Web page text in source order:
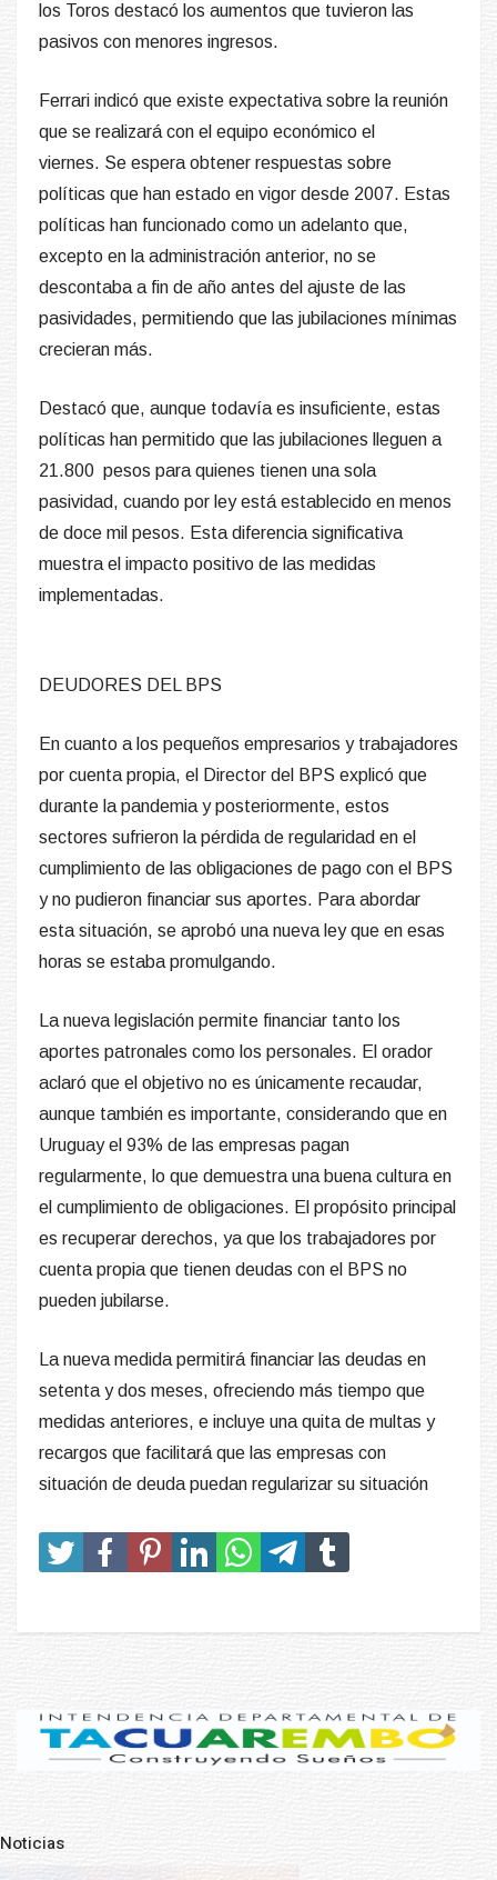
los Toros destacó los aumentos que tuvieron las
pasivos con menores ingresos.
Ferrari indicó que existe expectativa sobre la reunión
que se realizará con el equipo económico el
viernes. Se espera obtener respuestas sobre
políticas que han estado en vigor desde 2007. Estas
políticas han funcionado como un adelanto que,
excepto en la administración anterior, no se
descontaba a fin de año antes del ajuste de las
pasividades, permitiendo que las jubilaciones mínimas
crecieran más.
Destacó que, aunque todavía es insuficiente, estas
políticas han permitido que las jubilaciones lleguen a
21.800 pesos para quienes tienen una sola
pasividad, cuando por ley está establecido en menos
de doce mil pesos. Esta diferencia significativa
muestra el impacto positivo de las medidas
implementadas.
DEUDORES DEL BPS
En cuanto a los pequeños empresarios y trabajadores
por cuenta propia, el Director del BPS explicó que
durante la pandemia y posteriormente, estos
sectores sufrieron la pérdida de regularidad en el
cumplimiento de las obligaciones de pago con el BPS
y no pudieron financiar sus aportes. Para abordar
esta situación, se aprobó una nueva ley que en esas
horas se estaba promulgando.
La nueva legislación permite financiar tanto los
aportes patronales como los personales. El orador
aclaró que el objetivo no es únicamente recaudar,
aunque también es importante, considerando que en
Uruguay el 93% de las empresas pagan
regularmente, lo que demuestra una buena cultura en
el cumplimiento de obligaciones. El propósito principal
es recuperar derechos, ya que los trabajadores por
cuenta propia que tienen deudas con el BPS no
pueden jubilarse.
La nueva medida permitirá financiar las deudas en
setenta y dos meses, ofreciendo más tiempo que
medidas anteriores, e incluye una quita de multas y
recargos que facilitará que las empresas con
situación de deuda puedan regularizar su situación
Noticias